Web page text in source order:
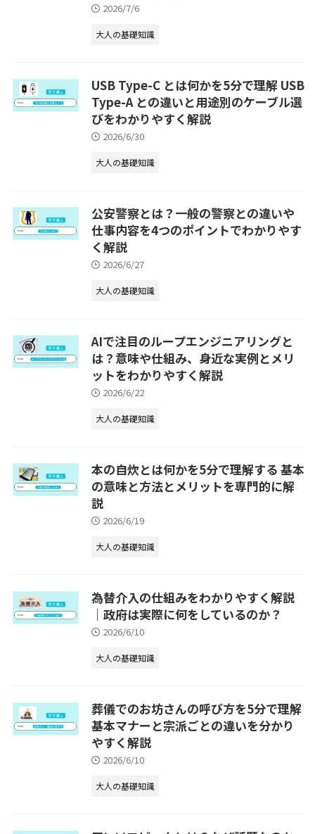
2026/7/6
大人の基礎知識
USB Type-C とは何かを5分で理解 USB
Type-A との違いと用途別のケーブル選
びをわかりやすく解説
2026/6/30
大人の基礎知識
公安警察とは？一般の警察との違いや
仕事内容を4つのポイントでわかりやす
く解説
2026/6/27
大人の基礎知識
AIで注目のループエンジニアリングと
は？意味や仕組み、身近な実例とメリ
ットをわかりやすく解説
2026/6/22
大人の基礎知識
本の自炊とは何かを5分で理解する 基本
の意味と方法とメリットを専門的に解
説
2026/6/19
大人の基礎知識
為替介入の仕組みをわかりやすく解説
｜政府は実際に何をしているのか？
2026/6/10
大人の基礎知識
葬儀でのお坊さんの呼び方を5分で理解
基本マナーと宗派ごとの違いを分かり
やすく解説
2026/6/10
大人の基礎知識